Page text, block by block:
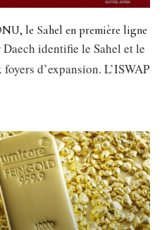
le Sahel en première ligne
identifie le Sahel et le
d’expansion. L’ISWAP